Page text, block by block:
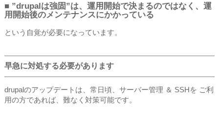
■ ”drupalは強固”は、運用開始で決まるのではなく、運
用開始後のメンテナンスにかかっている
という自覚が必要になっています。
早急に対処する必要があります
drupalのアップデートは、常日頃、サーバー管理 ＆ SSHを ご利
用の方であれば、難なく対策可能です。